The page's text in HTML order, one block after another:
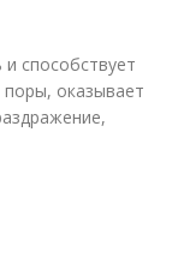
способствует
оказывает